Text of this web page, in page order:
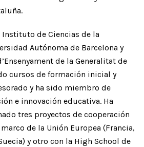
Instituto de Ciencias de la
Autónoma de Barcelona y
de la Generalitat de
cursos de formación inicial y
y ha sido miembro de
e innovación educativa. Ha
tres proyectos de cooperación
de la Unión Europea (Francia,
y otro con la High School de